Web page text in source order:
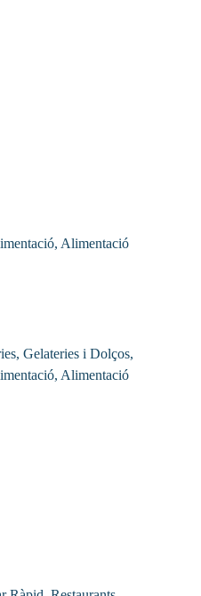
Alimentació
Gelateries i Dolços,
Alimentació